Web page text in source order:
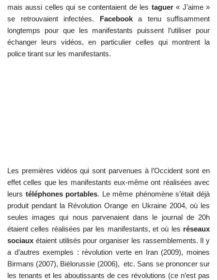
mais aussi celles qui se contentaient de les taguer« J’aime »
se retrouvaient infectées. Facebooka tenu suffisamment
longtemps pour que les manifestants puissent l’utiliser pour
échanger leurs vidéos, en particulier celles qui montrent la
police tirant sur les manifestants.
Les premières vidéos qui sont parvenues à l’Occident sont en
effet celles que les manifestants eux-même ont réalisées avec
leurs téléphones portables. Le même phénomène s’était déjà
produit pendant la Révolution Orange en Ukraine 2004, où les
seules images qui nous parvenaient dans le journal de 20h
étaient celles réalisées par les manifestants, et où les réseaux
sociaux étaient utilisés pour organiser les rassemblements. Il y
a d’autres exemples : révolution verte en Iran (2009), moines
Birmans (2007), Biélorussie (2006), etc. Sans se prononcer sur
les tenants et les aboutissants de ces révolutions (ce n’est pas